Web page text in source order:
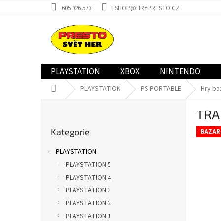
na
605 926 573 ESHOP@HRYPRESTO.CZ
PLAYSTATION XBOX NINTENDO
Domů PLAYSTATION PS PORTABLE Hry
kategorie
Kategorie
PLAYSTATION
PLAYSTATION 5
PLAYSTATION 4
PLAYSTATION 3
PLAYSTATION 2
PLAYSTATION 1
BAZAR.